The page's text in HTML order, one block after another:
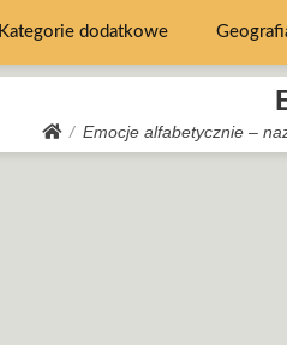
Kategorie dodatkowe
Emocje alfabetycznie –